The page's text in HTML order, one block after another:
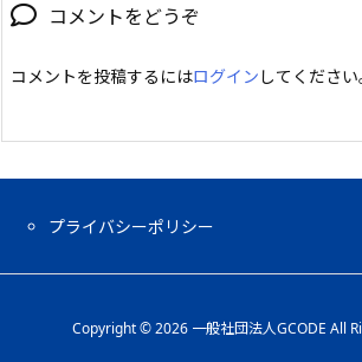
コメントをどうぞ
コメントを投稿するにはログイン してください
プライバシーポリシー
Copyright ©2026 一般社団法人GCODE All